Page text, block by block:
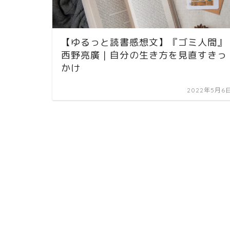
【ゆるっと読書感想文】『ゴミ人間』
西野亮廣｜自分の生き方を見直すきっ
かけ
2022年5月6